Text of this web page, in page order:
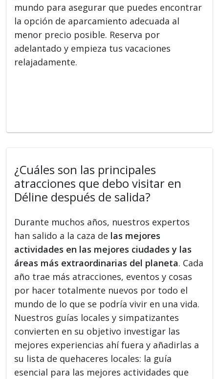
mundo para asegurar que puedes encontrar
la opción de aparcamiento adecuada al
menor precio posible. Reserva por
adelantado y empieza tus vacaciones
relajadamente.
¿Cuáles son las principales
atracciones que debo visitar en
Déline después de salida?
Durante muchos años, nuestros expertos
han salido a la caza de las mejores
actividades en las mejores ciudades y las
áreas más extraordinarias del planeta. Cada
año trae más atracciones, eventos y cosas
por hacer totalmente nuevos por todo el
mundo de lo que se podría vivir en una vida.
Nuestros guías locales y simpatizantes
convierten en su objetivo investigar las
mejores experiencias ahí fuera y añadirlas a
su lista de quehaceres locales: la guía
esencial para las mejores actividades que